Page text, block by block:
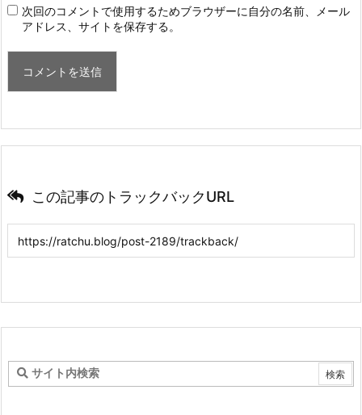
次回のコメントで使用するためブラウザーに自分の名前、メール
アドレス、サイトを保存する。
この記事のトラックバックURL